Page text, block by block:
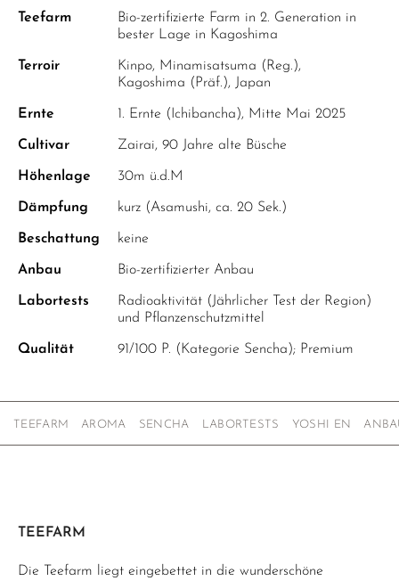
Teefarm
Bio-zertifizierte Farm in 2. Generation in
bester Lage in Kagoshima
Terroir
Kinpo, Minamisatsuma (Reg.),
Kagoshima (Präf.), Japan
Ernte 1. Ernte (Ichibancha), Mitte Mai 2025
Cultivar Zairai, 90 Jahre alte Büsche
Höhenlage 30m ü.d.M
Dämpfung kurz (Asamushi, ca. 20 Sek.)
Beschattung keine
Anbau Bio-zertifizierter Anbau
Labortests
Radioaktivität (Jährlicher Test der Region)
und Pflanzenschutzmittel
Qualität 91/100 P. (Kategorie Sencha); Premium
TEEFARM AROMA SENCHA LABORTESTS YOSHI EN
TEEFARM
Die Teefarm liegt eingebettet in die wunderschöne